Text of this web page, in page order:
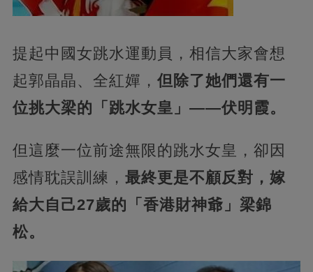
提起中國女跳水運動員，相信大家會想
起郭晶晶、全紅嬋， 但除了她們還有一
位挑大梁的「跳水女皇」——伏明霞。
但這麼一位前途無限的跳水女皇，卻因
感情耽誤訓練， 最終更是不顧反對，嫁
給大自己27歲的「香港財神爺」梁錦
松。